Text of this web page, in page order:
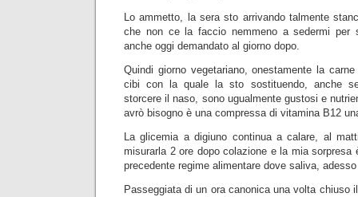
Lo ammetto, la sera sto arrivando talmente
che non ce la faccio nemmeno a sedermi per
anche oggi demandato al giorno dopo.
Quindi giorno vegetariano, onestamente la
cibi con la quale la sto sostituendo, anche
storcere il naso, sono ugualmente gustosi e
avrò bisogno è una compressa di vitamina B12
La glicemia a digiuno continua a calare, al
misurarla 2 ore dopo colazione e la mia
precedente regime alimentare dove saliva,
Passeggiata di un ora canonica una volta chiuso